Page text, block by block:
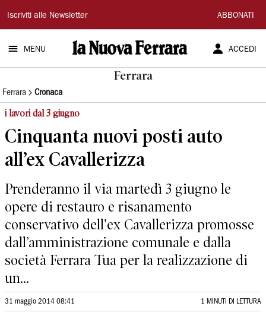
La
Nuova
Ferrara
Iscriviti alle Newsletter ABBONATI
MENU ACCEDI
Ferrara
Ferrara Cronaca
i lavori dal 3 giugno
Cinquanta nuovi posti auto
all’ex Cavallerizza
Prenderanno il via martedì 3 giugno le
opere di restauro e risanamento
conservativo dell'ex Cavallerizza promosse
dall’amministrazione comunale e dalla
società Ferrara Tua per la realizzazione di
un...
31 maggio 2014 08:41 1 MINUTI DI LETTURA